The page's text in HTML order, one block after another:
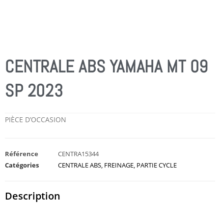
CENTRALE ABS YAMAHA MT 09
SP 2023
PIÈCE D’OCCASION
Référence
CENTRA15344
Catégories
CENTRALE ABS, FREINAGE, PARTIE CYCLE
Description